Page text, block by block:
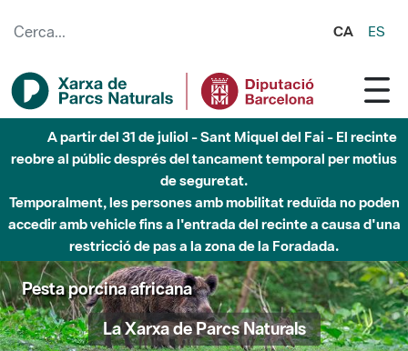
CA ES
A partir del 31 de juliol - Sant Miquel del Fai - El recinte
reobre al públic després del tancament temporal per motius
de seguretat.
Temporalment, les persones amb mobilitat reduïda no poden
accedir amb vehicle fins a l'entrada del recinte a causa d'una
restricció de pas a la zona de la Foradada.
Pesta porcina africana
La Xarxa de Parcs Naturals